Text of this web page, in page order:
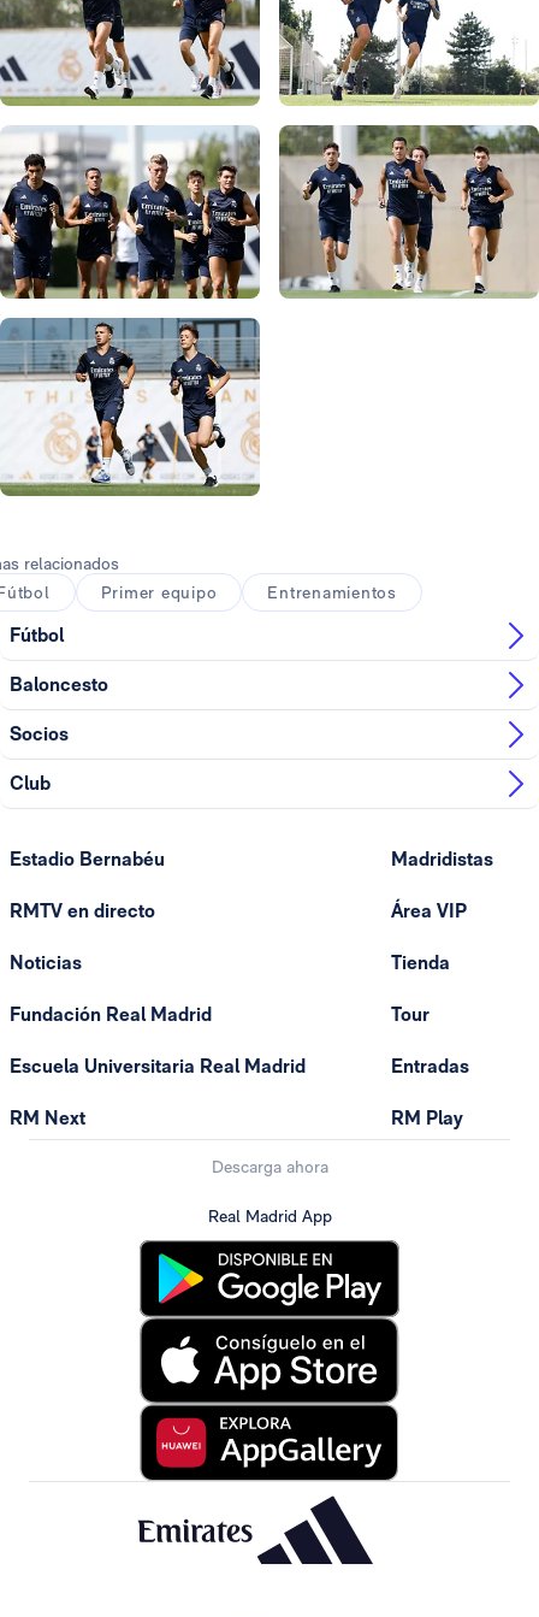
relacionados
Primer equipo Entrenamientos
Fútbol
Baloncesto
Socios
Club
Estadio Bernabéu
RMTV en directo
Noticias
Fundación Real Madrid
Escuela Universitaria Real Madrid
RM Next
Madridistas
Área VIP
Tienda
Tour
Entradas
RM Play
Descarga ahora
Real Madrid App